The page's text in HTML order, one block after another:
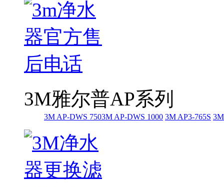
3M雅尔普AP系列
3M AP-DWS 7503M AP-DWS 1000 3M AP3-765S